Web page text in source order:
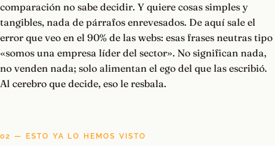
comparación no sabe decidir. Y quiere cosas simples y
tangibles, nada de párrafos enrevesados. De aquí sale el
error que veo en el 90% de las webs: esas frases neutras tipo
«somos una empresa líder del sector». No significan nada,
no venden nada; solo alimentan el ego del que las escribió.
Al cerebro que decide, eso le resbala.
02 — ESTO YA LO HEMOS VISTO